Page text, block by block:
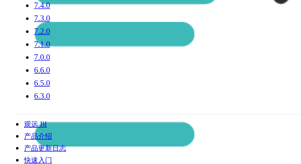
7.4.0
7.3.0
7.2.0
7.1.0
7.0.0
6.6.0
6.5.0
6.3.0
观远 BI
产品介绍
产品更新日志
快速入门